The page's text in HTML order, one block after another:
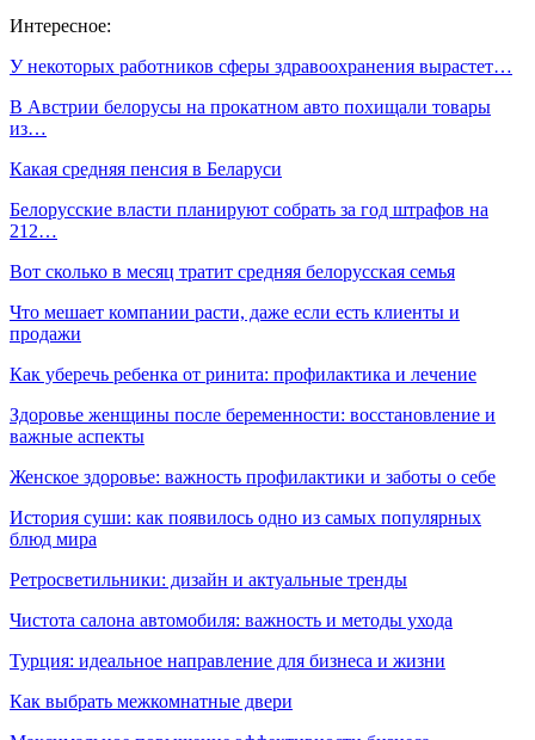
Интересное:
У некоторых работников сферы здравоохранения вырастет…
В Австрии белорусы на прокатном авто похищали товары
из…
Какая средняя пенсия в Беларуси
Белорусские власти планируют собрать за год штрафов на
212…
Вот сколько в месяц тратит средняя белорусская семья
Что мешает компании расти, даже если есть клиенты и
продажи
Как уберечь ребенка от ринита: профилактика и лечение
Здоровье женщины после беременности: восстановление и
важные аспекты
Женское здоровье: важность профилактики и заботы о себе
История суши: как появилось одно из самых популярных
блюд мира
Ретросветильники: дизайн и актуальные тренды
Чистота салона автомобиля: важность и методы ухода
Турция: идеальное направление для бизнеса и жизни
Как выбрать межкомнатные двери